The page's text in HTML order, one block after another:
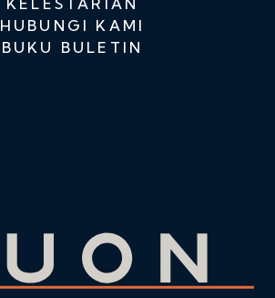
KELESTARIAN
HUBUNGI KAMI
BUKU BULETIN